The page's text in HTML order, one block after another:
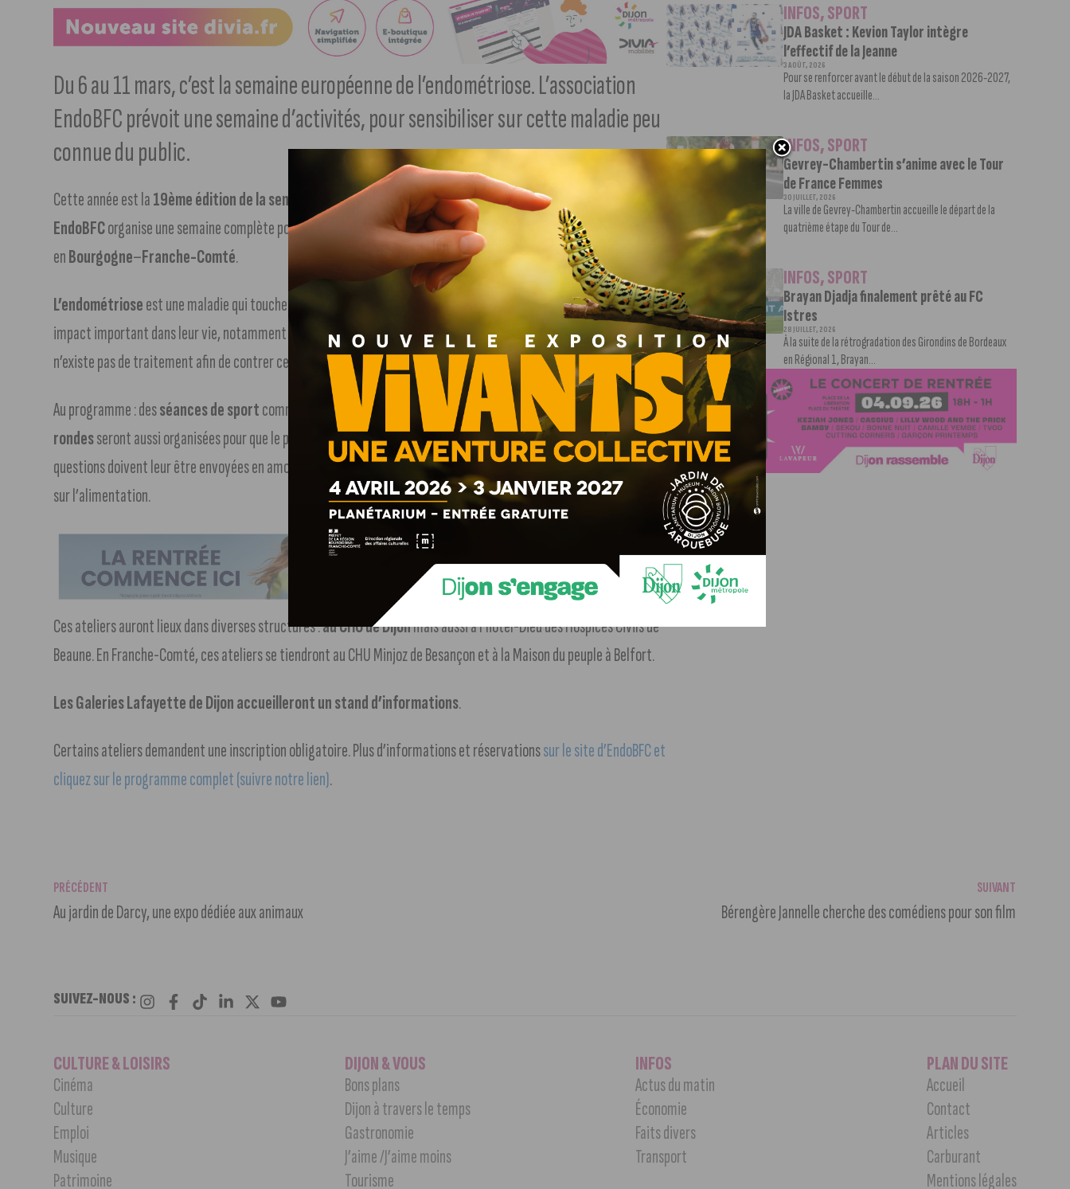
Du 6 au 11 mars, c’est la semaine européenne de l’endométriose. L’association
EndoBFC prévoit une semaine d’activités, pour sensibiliser sur cette maladie peu
connue du public.
Cette année est la19ème édition de la semaine européenne de l’endométriose. Du 6 au 11 mars,
EndoBFCorganise une semaine complète pour ouvrir les yeux sur l’endométriose et informer le plus grand nombre,
enBourgogne–Franche-Comté.
L’endométrioseest une maladie qui touche une personne menstruée sur dix en France.Cela peut avoir a un
impact important dans leur vie, notamment à cause des douleurs qui peuvent être invalidantes. Pour le moment, il
n’existe pas de traitement afin de contrer cette maladie mais il existe des méthodes pour soulager les douleurs.
Au programme : desséances de sportcomme du yoga, du pilate, de l’escalade…Des conférences et des tables
rondesseront aussi organisées pour que le public échange avec des médecins spécialisés dans la maladie (les
questions doivent leur être envoyées en amont) : sur la douleur liée à l’endométriose, sur l’acupuncture ou encore
sur l’alimentation.
Ces ateliers auront lieux dans diverses structures :au CHU de Dijonmais aussi à l’hôtel-Dieu des Hospices Civils de
Beaune. En Franche-Comté, ces ateliers se tiendront au CHU Minjoz de Besançon et à la Maison du peuple à Belfort.
Les Galeries Lafayette de Dijon accueilleront un stand d’informations.
Certains ateliers demandent une inscription obligatoire. Plus d’informations et réservationssur le site d’EndoBFC et
cliquez sur le programme complet (suivre notre lien).
INFOS,SPORT
JDA Basket : Kevion Taylor intègre
l’effectif de la Jeanne
3 AOÛT, 2026
Pour se renforcer avant le début de la saison 2026-2027,
la JDA Basket accueille...
INFOS,SPORT
Gevrey-Chambertin s’anime avec le Tour
de France Femmes
30 JUILLET, 2026
La ville de Gevrey-Chambertin accueille le départ de la
quatrième étape du Tour de...
INFOS,SPORT
Brayan Djadja finalement prêté au FC
Istres
28 JUILLET, 2026
À la suite de la rétrogradation des Girondins de Bordeaux
en Régional 1, Brayan...
PRÉCÉDENT
Au jardin de Darcy, une expo dédiée aux animaux
SUIVANT
Bérengère Jannelle cherche des comédiens pour son film
SUIVEZ-NOUS :
CULTURE & LOISIRS
Cinéma
Culture
Emploi
Musique
Patrimoine
DIJON & VOUS
Bons plans
Dijon à travers le temps
Gastronomie
J’aime /J’aime moins
Tourisme
INFOS
Actus du matin
Économie
Faits divers
Transport
PLAN DU SITE
Accueil
Contact
Articles
Carburant
Mentions légales